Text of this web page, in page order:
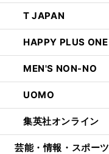
T JAPAN
HAPPY PLUS ONE
MEN'S NON-NO
UOMO
集英社オンライン
芸能・情報・スポーツ